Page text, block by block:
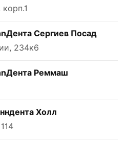
Сергиев Посад
234к6
Реммаш
Холл